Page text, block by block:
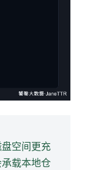
空间更充
载本地仓